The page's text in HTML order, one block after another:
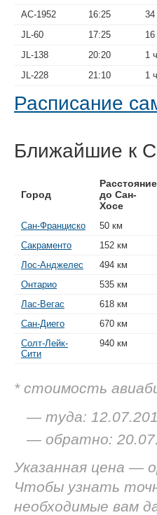
AC-1952
16:25 34
JL-60
17:25
JL-138
20:20 1
JL-228
21:10 1
Расписание
Ближайшие к
Город
Расстояние
до Сан-
Хосе
Сан-Франциско 50 км
Сакраменто
152 км
Лос-Анджелес
494 км
Онтарио
535 км
Лас-Вегас
618 км
Сан-Диего
670 км
Солт-Лейк-
Сити
940 км
* стоимость
— туда:
— обратно:
Указанная цена —
Чтобы узнать
необходимые вам